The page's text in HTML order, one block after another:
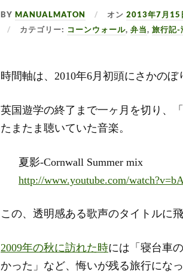
BYMANUALMATON オン2013年7月15
カテゴリー: コーンウォール,弁当,旅行記-
時間軸は、2010年6月初頭にさかのぼ
英国遊学の終了まで一ヶ月を切り、
たまたま聴いていた音楽。
夏影-Cornwall Summer mix
http://www.youtube.com/
この、透明感ある歌声のタイトルに
2009年の秋に訪れた時には「寝台車
かった」など、悔いが残る旅行にな